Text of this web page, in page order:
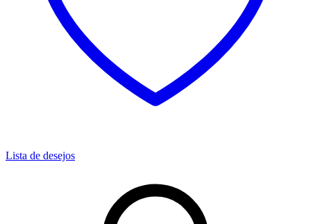
Lista de desejos